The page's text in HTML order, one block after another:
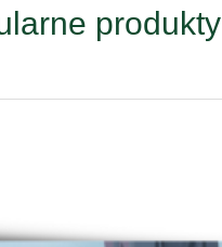
produkty